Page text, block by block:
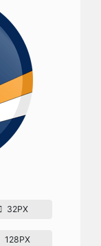
32PX
128PX